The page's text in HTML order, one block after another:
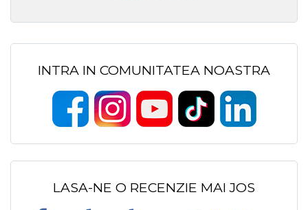
INTRA IN COMUNITATEA NOASTRA
LASA-NE O RECENZIE MAI JOS